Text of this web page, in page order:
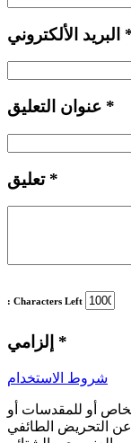
*
تعليق *
: Characters Left
*
شروط الاستخدام
أو للمقدسات أو
عن التحريض الطائفي